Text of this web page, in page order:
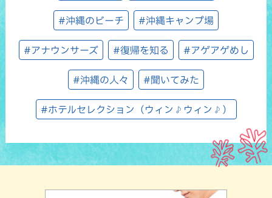
#沖縄のビーチ #沖縄キャンプ場
#アナウンサーズ #復帰を知る #アゲアゲめし
#沖縄の人々 #聞いてみた
#ホテルセレクション（ウィン♪ウィン♪）